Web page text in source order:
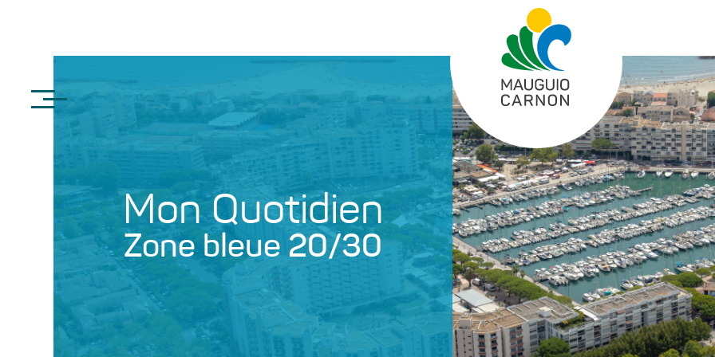
Mon Quotidien
Zone bleue 20/30